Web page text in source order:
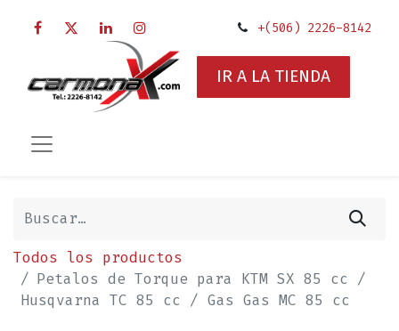
+(506) 2226-8142
IR A LA TIENDA
Todos los productos
Petalos de Torque para KTM SX 85 cc /
Husqvarna TC 85 cc / Gas Gas MC 85 cc